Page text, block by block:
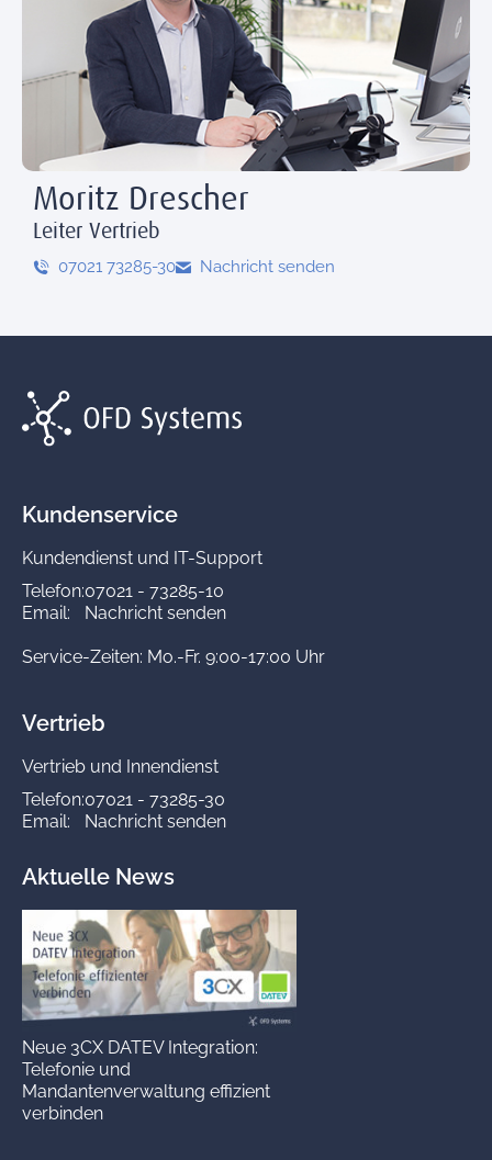
Moritz Drescher
Leiter Vertrieb
07021 73285-30 Nachricht senden
Kundenservice
Kundendienst und IT-Support
Telefon:07021 - 73285-10
Email:
Nachricht senden
Service-Zeiten: Mo.-Fr. 9:00-17:00 Uhr
Vertrieb
Vertrieb und Innendienst
Telefon:07021 - 73285-30
Email:
Nachricht senden
Aktuelle News
Neue 3CX DATEV Integration:
Telefonie und
Mandantenverwaltung effizient
verbinden